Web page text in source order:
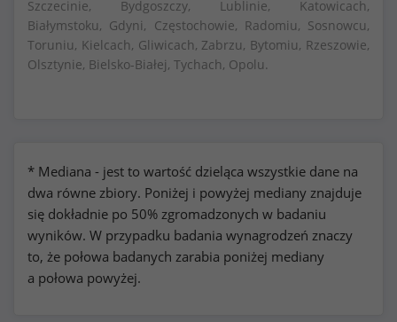
Szczecinie, Bydgoszczy, Lublinie, Katowicach,
Białymstoku, Gdyni, Częstochowie, Radomiu, Sosnowcu,
Toruniu, Kielcach, Gliwicach, Zabrzu, Bytomiu, Rzeszowie,
Olsztynie, Bielsko-Białej, Tychach, Opolu.
* Mediana - jest to wartość dzieląca wszystkie dane na
dwa równe zbiory. Poniżej i powyżej mediany znajduje
się dokładnie po 50% zgromadzonych w badaniu
wyników. W przypadku badania wynagrodzeń znaczy
to, że połowa badanych zarabia poniżej mediany
a połowa powyżej.